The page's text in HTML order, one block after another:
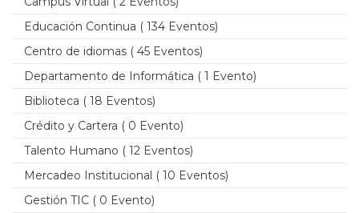
Educación Continua ( 134 Eventos)
Centro de idiomas ( 45 Eventos)
Departamento de Informática ( 1 Evento)
Biblioteca ( 18 Eventos)
Crédito y Cartera ( 0 Evento)
Talento Humano ( 12 Eventos)
Mercadeo Institucional ( 10 Eventos)
Gestión TIC ( 0 Evento)